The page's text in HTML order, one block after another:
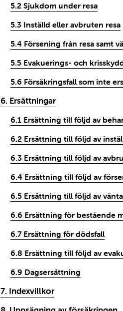
5.2 Sjukdom under resa
5.3 Inställd eller avbruten resa
5.4 Försening från resa samt
5.5 Evakuerings- och
5.6 Försäkringsfall som inte
6. Ersättningar
6.1 Ersättning till följd av
6.2 Ersättning till följd av
6.3 Ersättning till följd av
6.4 Ersättning till följd av
6.5 Ersättning till följd av
6.6 Ersättning för bestående
6.7 Ersättning för dödsfall
6.8 Ersättning till följd av
6.9 Dagsersättning
7. Indexvillkor